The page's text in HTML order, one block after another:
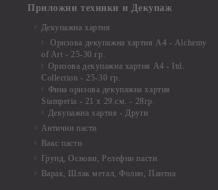
Приложни техники и Декупаж
Декупажна хартия
Оризова декупажна хартия А4 - Alchemy
of Art - 25-30 гр.
Оризова декупажна хартия А4 - Itd.
Collection - 25-30 гр.
Фина оризова декупажна хартия
Stamperia - 21 х 29.см. - 28гр.
Декупажна хартия - Други
Антични пасти
Вакс пасти
Грунд, Основи, Релефни пасти
Варак, Шлак метал, Фолио, Пантна